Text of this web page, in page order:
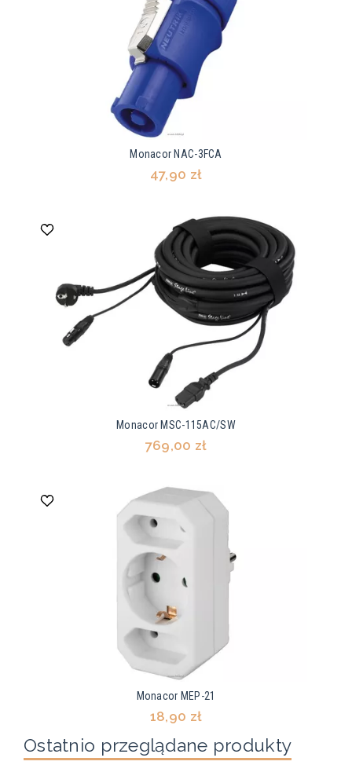
Monacor NAC-3FCA
47,90 zł
Monacor MSC-115AC/SW
769,00 zł
Monacor MEP-21
18,90 zł
Ostatnio przeglądane produkty